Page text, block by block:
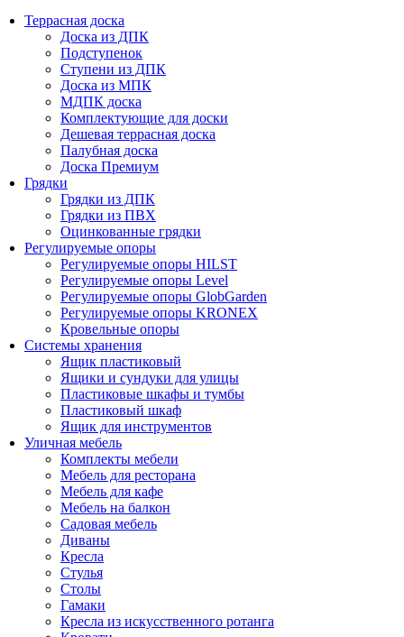
Террасная доска
Доска из ДПК
Подступенок
Ступени из ДПК
Доска из МПК
МДПК доска
Комплектующие для доски
Дешевая террасная доска
Палубная доска
Доска Премиум
Грядки
Грядки из ДПК
Грядки из ПВХ
Оцинкованные грядки
Регулируемые опоры
Регулируемые опоры HILST
Регулируемые опоры Level
Регулируемые опоры GlobGarden
Регулируемые опоры KRONEX
Кровельные опоры
Системы хранения
Ящик пластиковый
Ящики и сундуки для улицы
Пластиковые шкафы и тумбы
Пластиковый шкаф
Ящик для инструментов
Уличная мебель
Комплекты мебели
Мебель для ресторана
Мебель для кафе
Мебель на балкон
Садовая мебель
Диваны
Кресла
Стулья
Столы
Гамаки
Кресла из искусственного ротанга